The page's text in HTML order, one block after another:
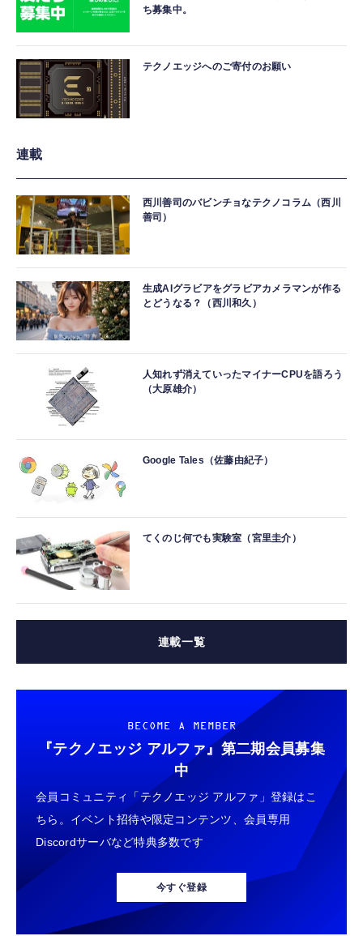
ち募集中。
テクノエッジへのご寄付のお願い
連載
西川善司のバビンチョなテクノコラム（西川
善司）
生成AIグラビアをグラビアカメラマンが作る
とどうなる？（西川和久）
人知れず消えていったマイナーCPUを語ろう
（大原雄介）
Google Tales（佐藤由紀子）
てくのじ何でも実験室（宮里圭介）
連載一覧
BECOME A MEMBER
『テクノエッジ アルファ』 第二期会員募集
中
会員コミュニティ「テクノエッジ アルファ」登録はこ
ちら。イベント招待や限定コンテンツ、会員専用
Discordサーバなど特典多数です
今すぐ登録